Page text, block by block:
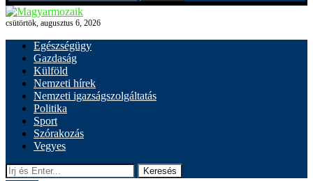
csütörtök, augusztus 6, 2026
Egészségügy
Gazdaság
Külföld
Nemzeti hírek
Nemzeti igazságszolgáltatás
Politika
Sport
Szórakozás
Vegyes
Keresés